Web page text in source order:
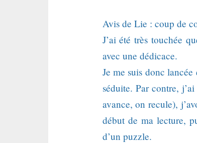
Avis de Lie : coup de
J’ai été très touchée
avec une dédicace.
Je me suis donc
séduite. Par contre,
avance, on recule),
début de ma lecture,
d’un puzzle.